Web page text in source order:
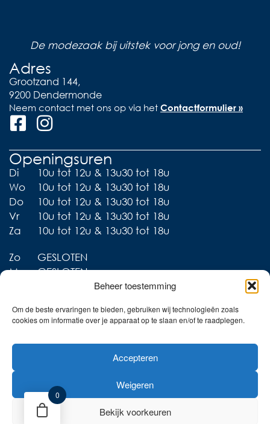
Beheer toestemming
Om de beste ervaringen te bieden, gebruiken wij technologieën zoals
cookies om informatie over je apparaat op te slaan en/of te raadplegen.
Accepteren
Weigeren
Bekijk voorkeuren
De modezaak bij uitstek voor jong en oud!
Adres
Grootzand 144,
9200 Dendermonde
Neem contact met ons op via het Contactformulier »
Openingsuren
Di
10u tot 12u & 13u30 tot 18u
Wo
10u tot 12u & 13u30 tot 18u
Do
10u tot 12u & 13u30 tot 18u
Vr
10u tot 12u & 13u30 tot 18u
Za
10u tot 12u & 13u30 tot 18u
Zo
GESLOTEN
Ma
GESLOTEN
Liever thuis shoppen?
Ontdek onze collecties in
de webshop!
Naar de online shop!
0